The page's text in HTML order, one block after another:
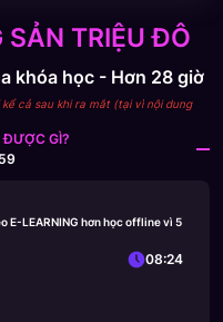
SẢN TRIỆU ĐÔ
khóa học - Hơn 28 giờ
cả sau khi ra mắt (tại vì nội dung
ĐƯỢC GÌ?
E-LEARNING hơn học offline vì 5
08:24